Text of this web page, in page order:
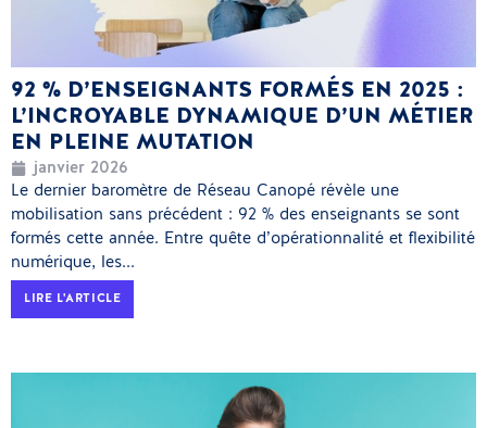
92 % D’ENSEIGNANTS FORMÉS EN 2025 :
L’INCROYABLE DYNAMIQUE D’UN MÉTIER
EN PLEINE MUTATION
janvier 2026
Le dernier baromètre de Réseau Canopé révèle une
mobilisation sans précédent : 92 % des enseignants se sont
formés cette année. Entre quête d’opérationnalité et flexibilité
numérique, les...
LIRE L'ARTICLE